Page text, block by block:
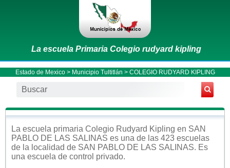
La escuela Primaria Colegio rudyard kipling
Estado de Mexico> Municipio Tultitlán > COLEGIO RUDYARD KIPLING
La escuela primaria Colegio Rudyard Kipling en SAN
PABLO DE LAS SALINAS es una de las 423 escuelas
de la localidad de SAN PABLO DE LAS SALINAS. Es
una escuela de control privado.